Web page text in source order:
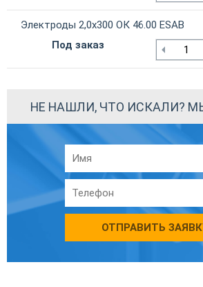
Электроды 2,0х300 ОК 46.00 ESAB
Под заказ
НЕ НАШЛИ, ЧТО ИСКАЛИ?
ОТПРАВИТЬ